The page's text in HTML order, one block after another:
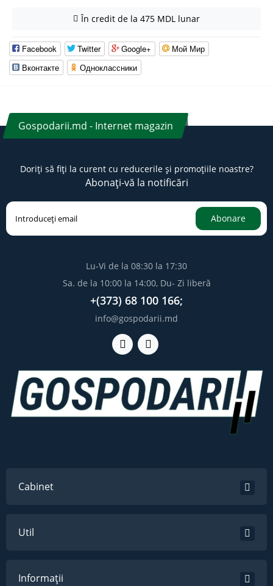
În credit de la 475 MDL lunar
Facebook Twitter Google+
Мой Мир
Вконтакте
Одноклассники
Gospodarii.md - Internet magazin
Doriți să fiți la curent cu reducerile și promoțiile noastre?
Abonați-vă la notificări
Abonare
Lu-Vi de la 08:30 la 17:30
Sa. de la 10:00 la 14:00, Du- Zi liberă
+(373) 68 100 166;
info@gospodarii.md
Cabinet
Util
Informații